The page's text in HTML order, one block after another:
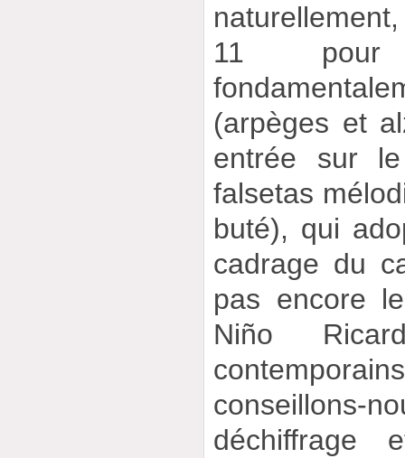
11 pour
(arpèges et
entrée sur
falsetas
buté), qui
cadrage du
pas encore
Niño
déchiffrage